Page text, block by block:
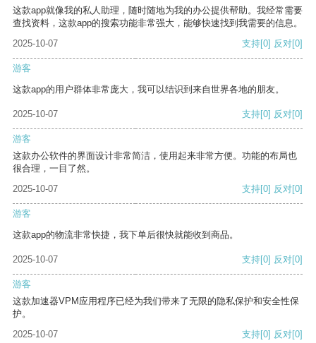
这款app就像我的私人助理，随时随地为我的办公提供帮助。我经常需要
查找资料，这款app的搜索功能非常强大，能够快速找到我需要的信息。
2025-10-07
支持[0] 反对[0]
游客
这款app的用户群体非常庞大，我可以结识到来自世界各地的朋友。
2025-10-07 支持[0] 反对[0]
游客
这款办公软件的界面设计非常简洁，使用起来非常方便。功能的布局也
很合理，一目了然。
2025-10-07
支持[0] 反对[0]
游客
这款app的物流非常快捷，我下单后很快就能收到商品。
2025-10-07 支持[0] 反对[0]
游客
这款加速器VPM应用程序已经为我们带来了无限的隐私保护和安全性保
护。
2025-10-07
支持[0] 反对[0]